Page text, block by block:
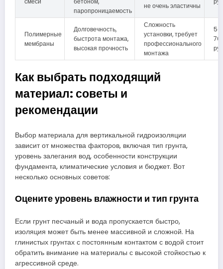
паропроницаемость
не очень эластичны
Полимерные
мембраны
Долговечность,
быстрота монтажа,
высокая прочность
Сложность
установки, требует
профессионального
монтажа
Как выбрать подходящий
материал: советы и
рекомендации
Выбор материала для вертикальной гидроизоляции
зависит от множества факторов, включая тип грунта,
уровень залегания вод, особенности конструкции
фундамента, климатические условия и бюджет. Вот
несколько основных советов:
Оцените уровень влажности и тип грунта
Если грунт песчаный и вода пропускается быстро,
изоляция может быть менее массивной и сложной. На
глинистых грунтах с постоянным контактом с водой стоит
обратить внимание на материалы с высокой стойкостью к
агрессивной среде.